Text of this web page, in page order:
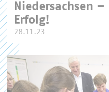
Niedersachsen
Erfolg!
28.11.23